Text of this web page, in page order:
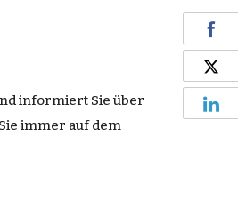
informiert Sie über
immer auf dem